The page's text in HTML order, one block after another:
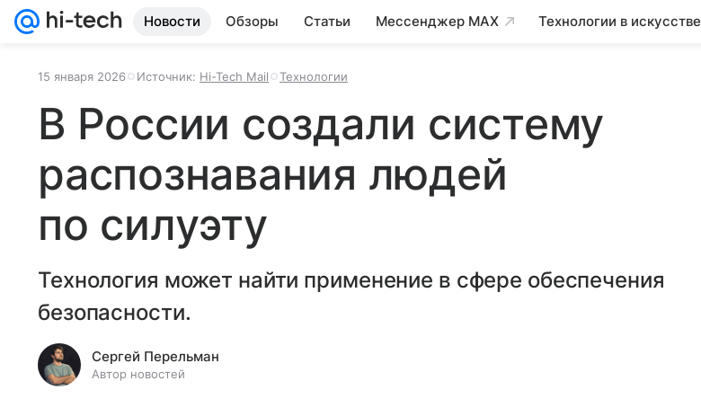
Новости Обзоры Статьи Мессенджер MAX Технологии в искусстве
15 января 2026 Источник: Hi-Tech Mail Технологии
В России создали систему
распознавания людей
по силуэту
Технология может найти применение в сфере обеспечения
безопасности.
Сергей Перельман
Автор новостей